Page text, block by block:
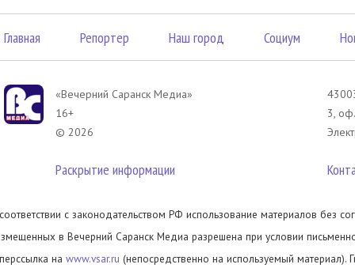
Главная Репортер Наш город Социум
«Вечерний Саранск Mедиа»
16+
© 2026
Раскрытие информации
3,
с законодательством РФ использование материалов без
в Вечерний Саранск Медиа разрешена при условии
на www.vsar.ru (непосредственно на используемый материал).